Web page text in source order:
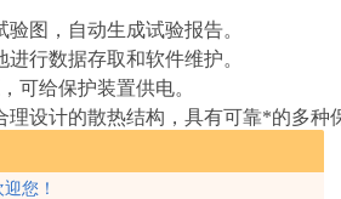
迎您！
图，自动生成试验报告。
行数据存取和软件维护。
可给保护装置供电。
理设计的散热结构，具有可靠*的多